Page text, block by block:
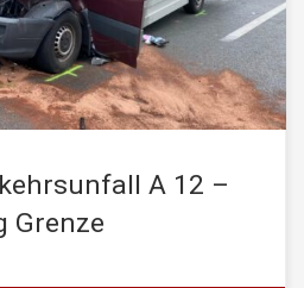
kam es auf der A 12 –
Deutschland zu […]
A 12 –
Grenze